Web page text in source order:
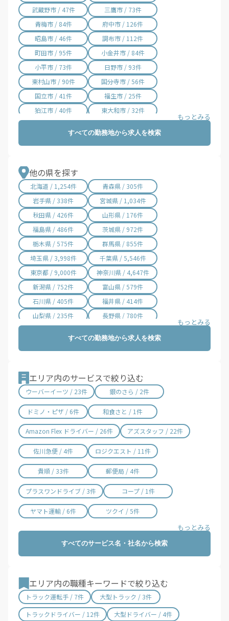
武蔵野市 / 47件
三鷹市 / 73件
青梅市 / 84件
府中市 / 126件
昭島市 / 46件
調布市 / 112件
町田市 / 95件
小金井市 / 84件
小平市 / 73件
日野市 / 93件
東村山市 / 90件
国分寺市 / 56件
国立市 / 41件
福生市 / 25件
狛江市 / 40件
東大和市 / 32件
武蔵村山市 / 12件
多摩市 / 85件
あきる野市 / 36件
瑞穂町 / 31件
日の出町 / 2件
檜原村 / 1件
奥多摩町 / 15件
大島町 / 1件
利島村 / 1件
新島村 / 1件
神津島村 / 1件
三宅村 / 1件
御蔵島村 / 1件
八丈町 / 1件
青ヶ島村 / 1件
小笠原村 / 1件
すべての勤務地から求人を検索
他の県を探す
北海道 / 1,254件
青森県 / 305件
岩手県 / 338件
宮城県 / 1,034件
秋田県 / 426件
山形県 / 176件
福島県 / 486件
茨城県 / 972件
栃木県 / 575件
群馬県 / 855件
埼玉県 / 3,998件
千葉県 / 5,546件
東京都 / 9,000件
神奈川県 / 4,647件
新潟県 / 752件
富山県 / 579件
石川県 / 405件
福井県 / 414件
山梨県 / 235件
長野県 / 780件
愛知県 / 3,018件
三重県 / 998件
大阪府 / 3,331件
兵庫県 / 2,487件
奈良県 / 622件
和歌山県 / 321件
鳥取県 / 186件
島根県 / 198件
岡山県 / 753件
広島県 / 1,483件
山口県 / 358件
徳島県 / 194件
香川県 / 501件
愛媛県 / 436件
高知県 / 389件
福岡県 / 1,699件
佐賀県 / 194件
長崎県 / 394件
熊本県 / 562件
大分県 / 201件
宮崎県 / 315件
鹿児島県 / 490件
沖縄県 / 286件
すべての勤務地から求人を検索
エリア内のサービスで絞り込む
ウーバーイーツ / 23件 銀のさら / 2件
ドミノ・ピザ / 6件 和食さと / 1件
Amazon Flex ドライバー / 26件 アズスタッフ / 22件
佐川急便 / 4件 ロジクエスト / 11件
貴順 / 33件 郵便局 / 4件
プラスワンドライブ / 3件 コープ / 1件
ヤマト運輸 / 6件 ツクイ / 5件
すべてのサービス名・社名から検索
エリア内の職種キーワードで絞り込む
トラック運転手 / 7件
大型トラック / 3件
トラックドライバー / 12件
大型ドライバー / 4件